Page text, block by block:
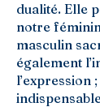
dualité. Elle
notre
masculin
également
l’expression